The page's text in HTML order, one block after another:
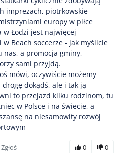
imprezach, piotrkowskie
europy w piłce
w Łodzi jest najwięcej
w Beach soccerze - jak myślicie
nas, a promocja gminy,
sami przyjdą.
mówi, oczywiście możemy
drogę dokądś, ale i tak ją
to przejazd kilku rodzinom, tu
w Polsce i na świecie, a
na niesamowity rozwój
Zgłoś 0 0